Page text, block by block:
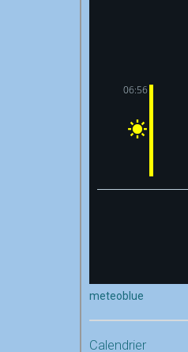
meteoblue
Calendrier